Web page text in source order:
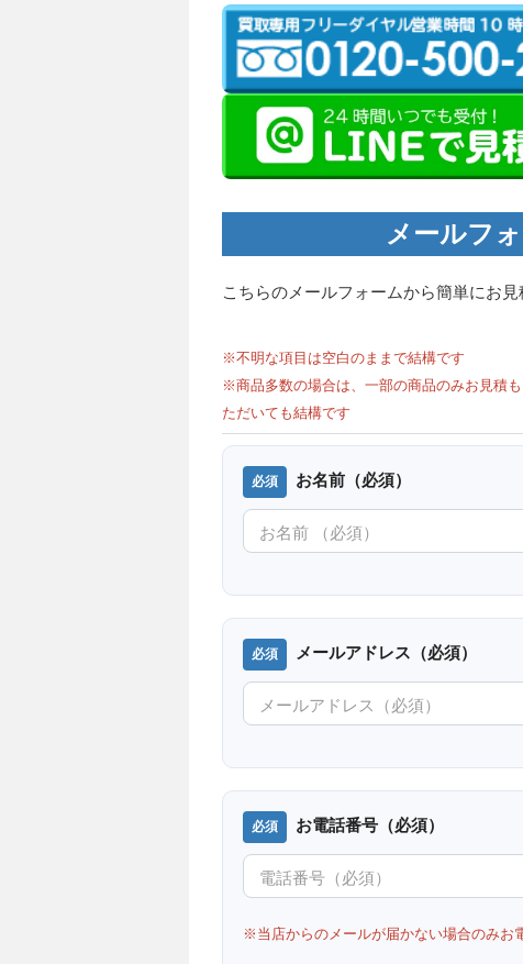
メールフ
こちらのメールフォームから簡単にお見
※不明な項目は空白のままで結構です
※商品多数の場合は、一部の商品のみお見積
ただいても結構です
お名前（必須）
メールアドレス（必須）
お電話番号（必須）
※当店からのメールが届かない場合のみお